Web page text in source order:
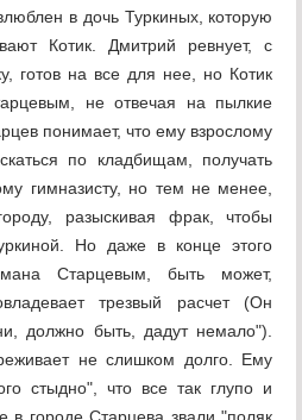
в дочь Туркиных, которую
Котик. Дмитрий ревнует, с
готов на все для нее, но Котик
не отвечая на пылкие
понимает, что ему взрослому
по кладбищам, получать
гимназисту, но тем не менее,
разыскивая фрак, чтобы
Но даже в конце этого
Старцевым, быть может,
трезвый расчет (Он
должно быть, дадут немало").
не слишком долго. Ему
стыдно", что все так глупо и